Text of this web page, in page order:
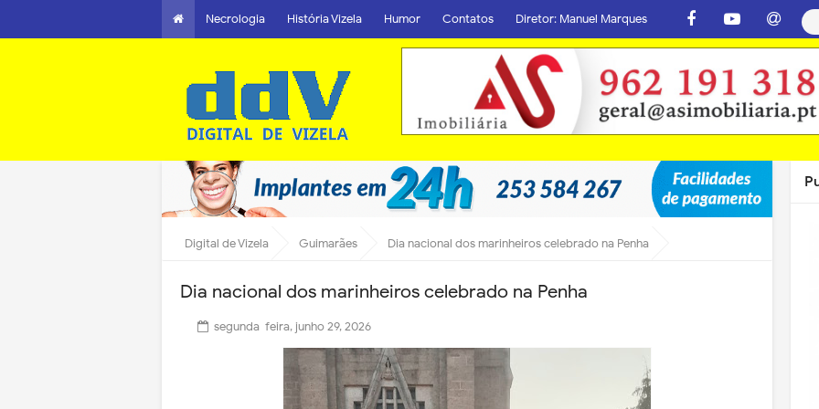
Necrologia História Vizela Humor Contatos Diretor: Manuel Marques
Digital de Vizela Guimarães Dia nacional dos marinheiros celebrado na Penha
Dia nacional dos marinheiros celebrado na Penha
segunda-feira, junho 29, 2026